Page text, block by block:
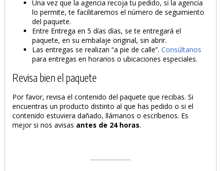
Una vez que la agencia recoja tu pedido, si la agencia
lo permite, te facilitaremos el número de seguimiento
del paquete.
Entre Entrega en 5 días días, se te entregará el
paquete, en su embalaje original, sin abrir.
Las entregas se realizan “a pie de calle”.Consúltanos
para entregas en horarios o ubicaciones especiales.
Revisa bien el paquete
Por favor, revisa el contenido del paquete que recibas. Si
encuentras un producto distinto al que has pedido o si el
contenido estuviera dañado, llámanos o escríbenos. Es
mejor si nos avisas antes de 24 horas.